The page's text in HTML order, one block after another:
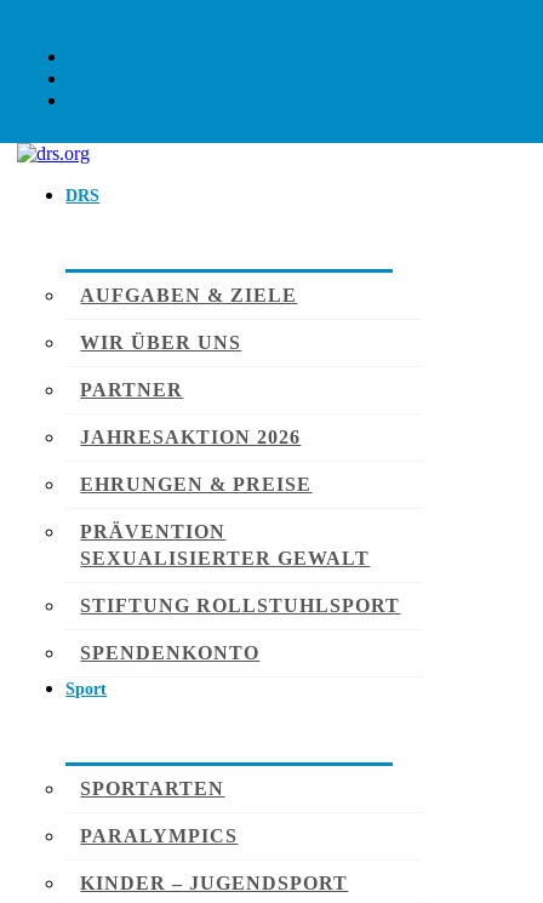
DRS
AUFGABEN & ZIELE
WIR ÜBER UNS
PARTNER
JAHRESAKTION 2026
EHRUNGEN & PREISE
PRÄVENTION
SEXUALISIERTER GEWALT
STIFTUNG ROLLSTUHLSPORT
SPENDENKONTO
Sport
SPORTARTEN
PARALYMPICS
KINDER – JUGENDSPORT